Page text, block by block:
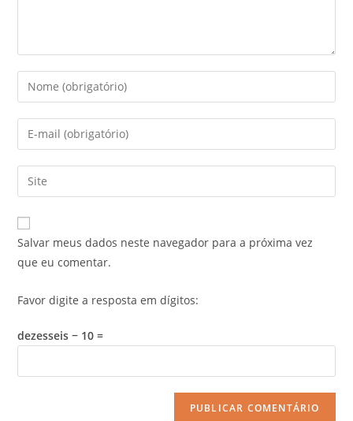
Salvar meus dados neste navegador para a próxima vez
que eu comentar.
Favor digite a resposta em dígitos:
dezesseis − 10 =